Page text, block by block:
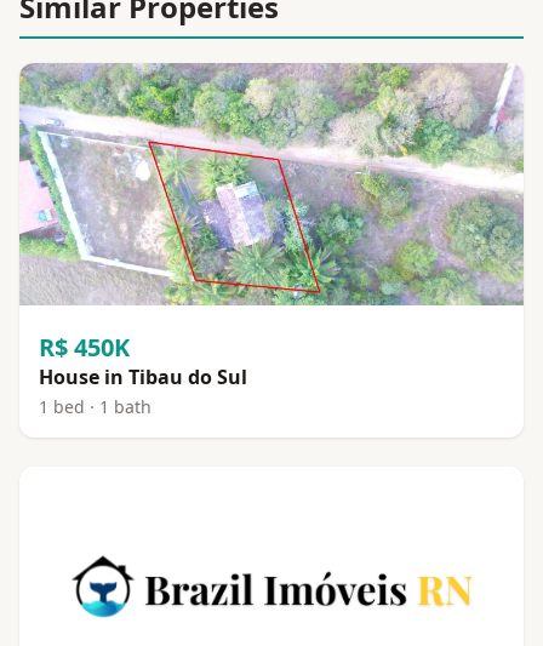
R$ 450K
House in Tibau do Sul
1 bed · 1 bath